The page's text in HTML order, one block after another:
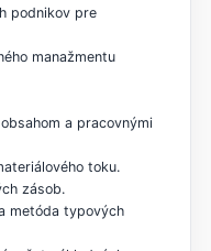
podnikov pre
manažmentu
a pracovnými
toku.
zásob.
metóda typových